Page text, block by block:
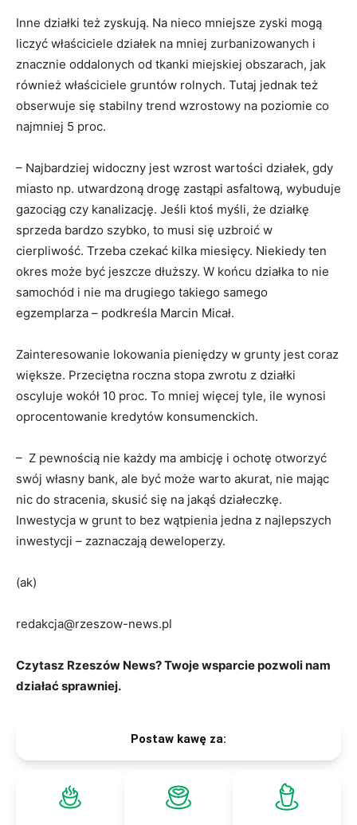
Inne działki też zyskują. Na nieco mniejsze zyski mogą
liczyć właściciele działek na mniej zurbanizowanych i
znacznie oddalonych od tkanki miejskiej obszarach, jak
również właściciele gruntów rolnych. Tutaj jednak też
obserwuje się stabilny trend wzrostowy na poziomie co
najmniej 5 proc.
– Najbardziej widoczny jest wzrost wartości działek, gdy
miasto np. utwardzoną drogę zastąpi asfaltową, wybuduje
gazociąg czy kanalizację. Jeśli ktoś myśli, że działkę
sprzeda bardzo szybko, to musi się uzbroić w
cierpliwość. Trzeba czekać kilka miesięcy. Niekiedy ten
okres może być jeszcze dłuższy. W końcu działka to nie
samochód i nie ma drugiego takiego samego
egzemplarza – podkreśla Marcin Micał.
Zainteresowanie lokowania pieniędzy w grunty jest coraz
większe. Przeciętna roczna stopa zwrotu z działki
oscyluje wokół 10 proc. To mniej więcej tyle, ile wynosi
oprocentowanie kredytów konsumenckich.
– Z pewnością nie każdy ma ambicję i ochotę otworzyć
swój własny bank, ale być może warto akurat, nie mając
nic do stracenia, skusić się na jakąś działeczkę.
Inwestycja w grunt to bez wątpienia jedna z najlepszych
inwestycji – zaznaczają deweloperzy.
(ak)
redakcja@rzeszow-news.pl
Czytasz Rzeszów News? Twoje wsparcie pozwoli nam
działać sprawniej.
Postaw kawę za: